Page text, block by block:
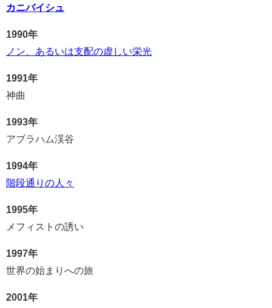
カニバイシュ
1990年
ノン、あるいは支配の虚しい栄光
1991年
神曲
1993年
アブラハム渓谷
1994年
階段通りの人々
1995年
メフィストの誘い
1997年
世界の始まりへの旅
2001年